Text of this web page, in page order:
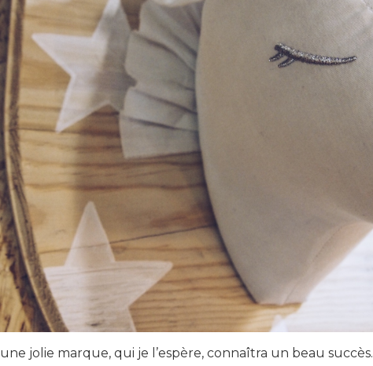
jolie marque, qui je l’espère, connaîtra un beau succès.